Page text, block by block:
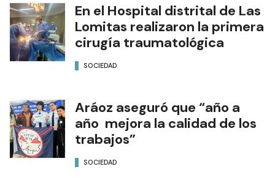
En el Hospital distrital de Las
Lomitas realizaron la primera
cirugía traumatológica
SOCIEDAD
Aráoz aseguró que “año a
año mejora la calidad de los
trabajos”
SOCIEDAD